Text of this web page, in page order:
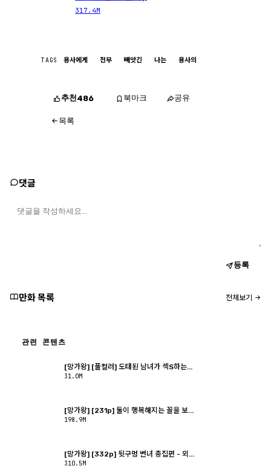
317.4M
TAGS 용사에게 전부 빼앗긴 나는 용사의
추천486 북마크 공유
목록
댓글
등록
만화 목록 전체보기
관련 콘텐츠
[망가왕] [풀컬러] 도태된 남녀가 섹S하는...
31.0M
[망가왕] [231p] 둘이 행복해지는 꼴을 보...
198.9M
[망가왕] [332p] 뒷구멍 변녀 총집편 - 외...
310.5M